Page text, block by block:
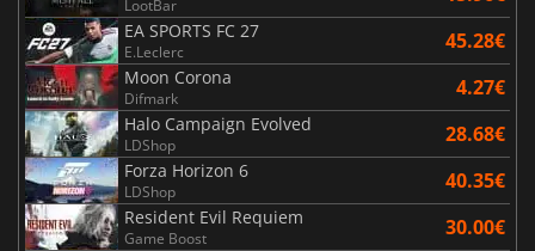
LootBar
EA SPORTS FC 27
E.Leclerc 45.28€
Moon Corona
Difmark 4.27€
Halo Campaign Evolved
LDShop 28.68€
Forza Horizon 6
LDShop 40.35€
Resident Evil Requiem
Game Boost 30.00€